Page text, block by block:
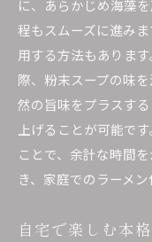
に、あらかじめ海藻
程もスムーズに進み
用する方法もありま
際、粉末スープの味
然の旨味をプラスす
上げることが可能で
ことで、余計な時間
き、家庭でのラーメ
自宅で楽しむ本